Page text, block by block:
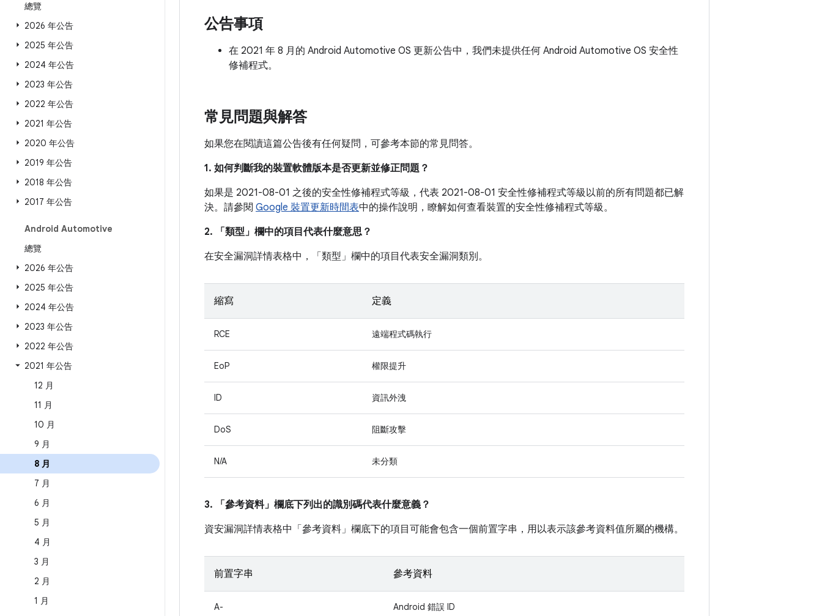
總覽
2026 年公告
2025 年公告
2024 年公告
2023 年公告
2022 年公告
2021 年公告
2020 年公告
2019 年公告
2018 年公告
2017 年公告
Android Automotive
總覽
2026 年公告
2025 年公告
2024 年公告
2023 年公告
2022 年公告
2021 年公告
12 月
11 月
10 月
9 月
8 月
7 月
6 月
5 月
4 月
3 月
2 月
1 月
公告事項
在 2021 年 8 月的 Android Automotive OS 更新公告中，我們未提供任何 Android Automotive OS 安全性
修補程式。
常見問題與解答
如果您在閱讀這篇公告後有任何疑問，可參考本節的常見問答。
1. 如何判斷我的裝置軟體版本是否更新並修正問題？
如果是 2021-08-01 之後的安全性修補程式等級，代表 2021-08-01 安全性修補程式等級以前的所有問題都已解
決。請參閱 Google 裝置更新時間表中的操作說明，瞭解如何查看裝置的安全性修補程式等級。
2. 「類型」 欄中的項目代表什麼意思？
在安全漏洞詳情表格中，「類型」 欄中的項目代表安全漏洞類別。
縮寫 定義
RCE 遠端程式碼執行
EoP 權限提升
ID 資訊外洩
DoS 阻斷攻擊
N/A 未分類
3. 「參考資料」 欄底下列出的識別碼代表什麼意義？
資安漏洞詳情表格中「參考資料」 欄底下的項目可能會包含一個前置字串，用以表示該參考資料值所屬的機構。
前置字串 參考資料
A- Android 錯誤 ID